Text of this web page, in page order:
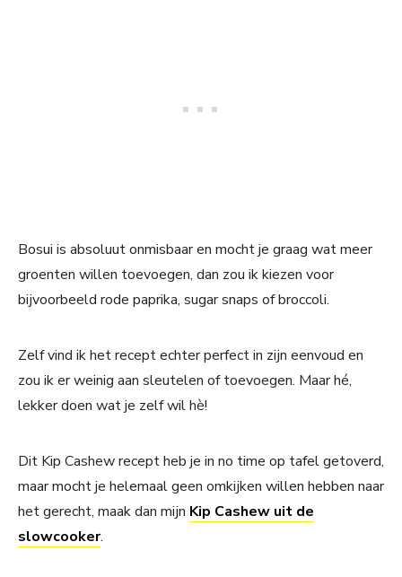
Bosui is absoluut onmisbaar en mocht je graag wat meer
groenten willen toevoegen, dan zou ik kiezen voor
bijvoorbeeld rode paprika, sugar snaps of broccoli.
Zelf vind ik het recept echter perfect in zijn eenvoud en
zou ik er weinig aan sleutelen of toevoegen. Maar hé,
lekker doen wat je zelf wil hè!
Dit Kip Cashew recept heb je in no time op tafel getoverd,
maar mocht je helemaal geen omkijken willen hebben naar
het gerecht, maak dan mijn Kip Cashew uit de
slowcooker.